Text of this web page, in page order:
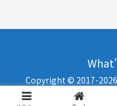
Copyright © 2017-